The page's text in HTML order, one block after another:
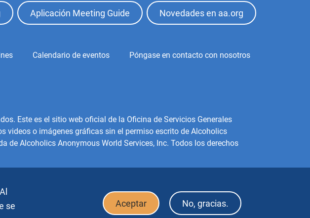
Aplicación Meeting Guide Novedades en aa.org
Calendario de eventos Póngase en contacto con nosotros
Este es el sitio web oficial de la Oficina de Servicios Generales
videos o imágenes gráficas sin el permiso escrito de Alcoholics
de Alcoholics Anonymous World Services, Inc. Todos los derechos
se
Aceptar No, gracias.